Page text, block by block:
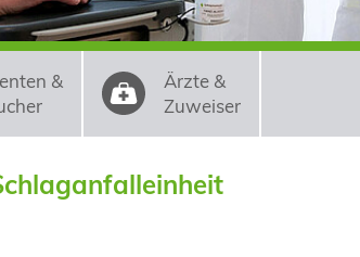
&
Ärzte &
Zuweiser